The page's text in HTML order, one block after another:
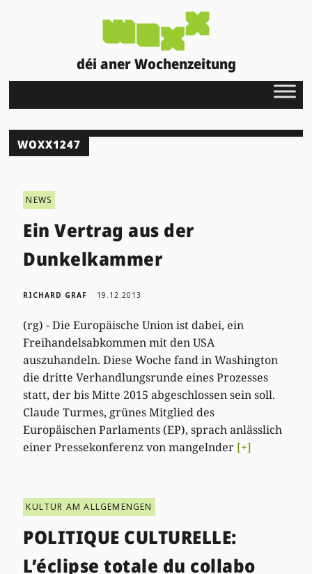
déi aner Wochenzeitung
WOXX1247
NEWS
Ein Vertrag aus der
Dunkelkammer
RICHARD GRAF 19.12.2013
(rg) - Die Europäische Union ist dabei, ein
Freihandelsabkommen mit den USA
auszuhandeln. Diese Woche fand in Washington
die dritte Verhandlungsrunde eines Prozesses
statt, der bis Mitte 2015 abgeschlossen sein soll.
Claude Turmes, grünes Mitglied des
Europäischen Parlaments (EP), sprach anlässlich
einer Pressekonferenz von mangelnder [+]
KULTUR AM ALLGEMENGEN
POLITIQUE CULTURELLE:
L’éclipse totale du collabo